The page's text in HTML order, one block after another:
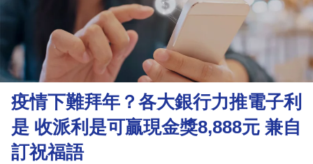
資
樓
市
理
財
商
疫情下難拜年？各大銀行力推電子利
是 收派利是可贏現金獎8,888元 兼自
訂祝福語